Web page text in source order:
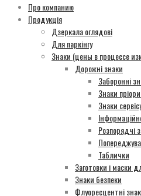
Про компанию
Продукція
Дзеркала оглядові
Для паркінгу
Знаки (цены в процессе
Дорожні знаки
Заборонні
Знаки
Знаки
Розпорядчі
Таблички
Заготовки і маски
Знаки безпеки
Флуоресцентні